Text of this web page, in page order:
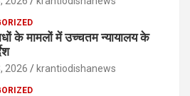
के मामलों में उच्चतम न्यायालय के
2026 krantiodishanews